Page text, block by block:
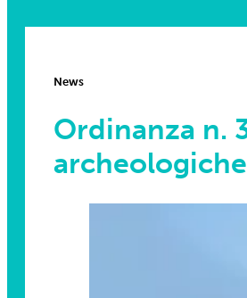
News
Ordinanza n.